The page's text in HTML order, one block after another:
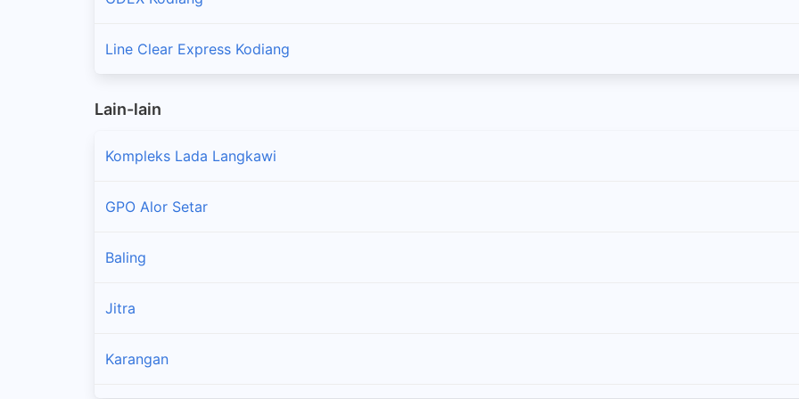
Line Clear Express Kodiang
Lain-lain
Kompleks Lada Langkawi
GPO Alor Setar
Baling
Jitra
Karangan